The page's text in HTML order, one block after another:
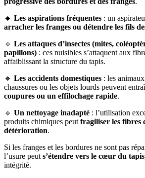
🔹 Les aspirations fréquentes : un
arracher les franges ou détendre les fils
🔹 Les attaques d’insectes (mites,
papillons) : ces nuisibles s’attaquent aux
affaiblissant la structure du tapis.
🔹 Les accidents domestiques : les
chaussures ou les objets lourds peuvent
coupures ou un effilochage rapide.
🔹 Un nettoyage inadapté : l’utilisation
produits chimiques peut fragiliser les fibres
détérioration.
Si les franges et les bordures ne sont pas
l’usure peut s’étendre vers le cœur du tapis
intégrité.